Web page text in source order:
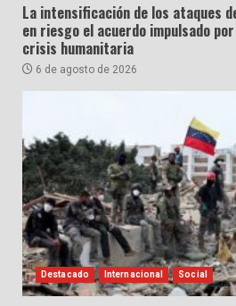
La intensificación de los ataques
en riesgo el acuerdo impulsado
crisis humanitaria
6 de agosto de 2026
Destacado Internacional Social